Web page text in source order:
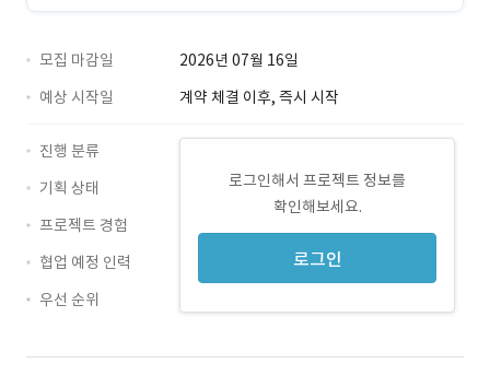
모집 마감일
2026년 07월 16일
예상 시작일
계약 체결 이후, 즉시 시작
로그인해서 프로젝트 정보를
확인해보세요.
로그인
진행 분류
기획 상태
프로젝트 경험
협업 예정 인력
우선 순위